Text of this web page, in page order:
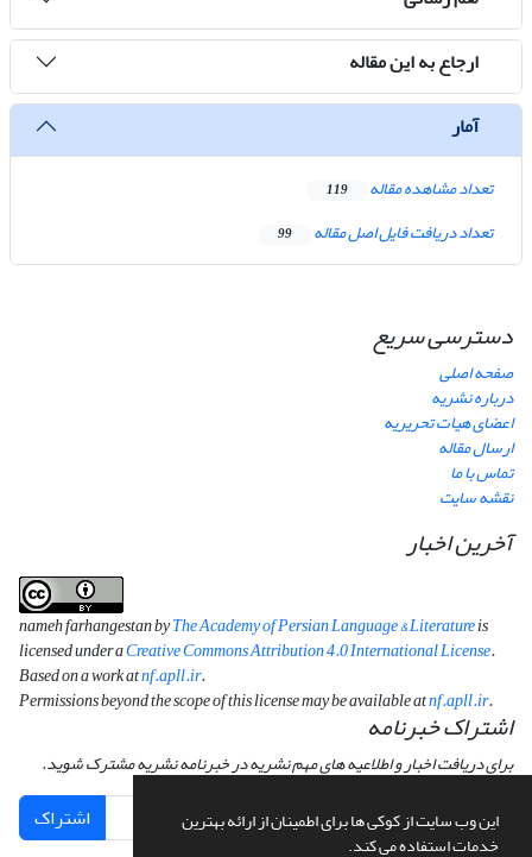
این وب سایت از کوکی ها برای اطمینان از ارائه بهترین
خدمات استفاده می کند.
ارجاع به این مقاله
آمار
تعداد مشاهده مقاله 119
تعداد دریافت فایل اصل مقاله 99
دسترسی سریع
صفحه اصلی
درباره نشریه
اعضای هیات تحریریه
ارسال مقاله
تماس با ما
نقشه سایت
آخرین اخبار
nameh farhangestan byThe Academy of Persian Language & Literatureis
licensed under aCreative Commons Attribution 4.0 International License.
Based on a work atnf.apll.ir.
Permissions beyond the scope of this license may be available atnf.apll.ir.
اشتراک خبرنامه
برای دریافت اخبار و اطلاعیه های مهم نشریه در خبرنامه نشریه مشترک شوید.
اشتراک